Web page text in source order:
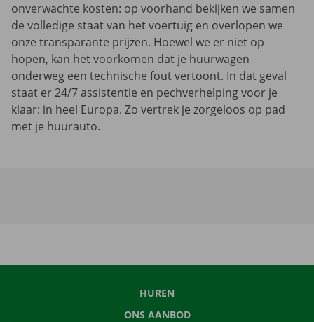
onverwachte kosten: op voorhand bekijken we samen
de volledige staat van het voertuig en overlopen we
onze transparante prijzen. Hoewel we er niet op
hopen, kan het voorkomen dat je huurwagen
onderweg een technische fout vertoont. In dat geval
staat er 24/7 assistentie en pechverhelping voor je
klaar: in heel Europa. Zo vertrek je zorgeloos op pad
met je huurauto.
HUREN
ONS AANBOD